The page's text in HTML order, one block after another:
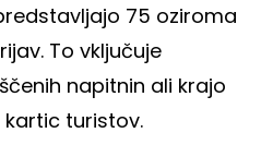
75 oziroma
To vključuje
napitnin ali krajo
turistov.